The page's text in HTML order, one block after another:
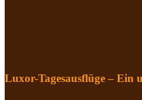
Luxor-Tagesausflüge – Ein